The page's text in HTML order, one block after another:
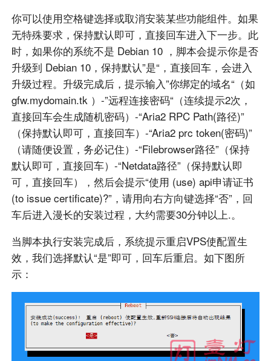
你可以使用空格键选择或取消安装某些功能组件。如果
无特殊要求，保持默认即可，直接回车进入下一步。此
时，如果你的系统不是 Debian 10 ，脚本会提示你是否
升级到 Debian 10，保持默认”是“，直接回车，会进入
升级过程。升级完成后，提示输入”你绑定的域名“（如
gfw.mydomain.tk ）-”远程连接密码“（连续提示2次，
直接回车会生成随机密码）-“Aria2 RPC Path(路径)”
（保持默认即可，直接回车）-“Aria2 prc token(密码)”
（请随便设置，务必记住）-“Filebrowser路径”（保持
默认即可，直接回车）-“Netdata路径”（保持默认即
可，直接回车），然后会提示“使用 (use) api申请证书
(to issue certificate)?”，请用向右方向键选择“否”，回
车后进入漫长的安装过程，大约需要30分钟以上.。
当脚本执行安装完成后，系统提示重启VPS使配置生
效，我们选择默认“是”即可，回车后重启。如下图所
示：